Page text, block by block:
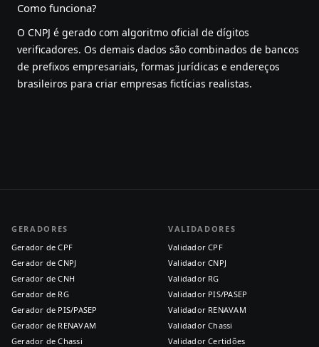
Como funciona?
O CNPJ é gerado com algoritmo oficial de dígitos
verificadores. Os demais dados são combinados de bancos
de prefixos empresariais, formas jurídicas e endereços
brasileiros para criar empresas fictícias realistas.
GERADORES
Gerador de CPF
Gerador de CNPJ
Gerador de CNH
Gerador de RG
Gerador de PIS/PASEP
Gerador de RENAVAM
Gerador de Chassi
VALIDADORES
Validador CPF
Validador CNPJ
Validador RG
Validador PIS/PASEP
Validador RENAVAM
Validador Chassi
Validador Certidões